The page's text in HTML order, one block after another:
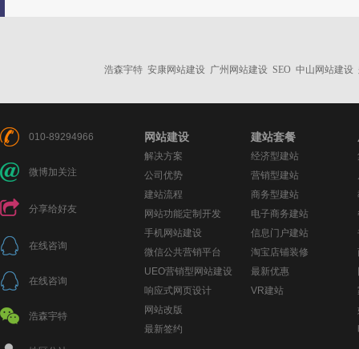
浩森宇特 安康网站建设 广州网站建设 SEO 中山网站建设
010-89294966
微博加关注
分享给好友
在线咨询
在线咨询
浩森宇特
网站建设
解决方案
公司优势
建站流程
网站功能定制开发
手机网站建设
微信公共营销平台
UEO营销型网站建设
响应式网页设计
网站改版
最新签约
建站套餐
经济型建站
营销型建站
商务型建站
电子商务建站
信息门户建站
淘宝店铺装修
最新优惠
VR建站